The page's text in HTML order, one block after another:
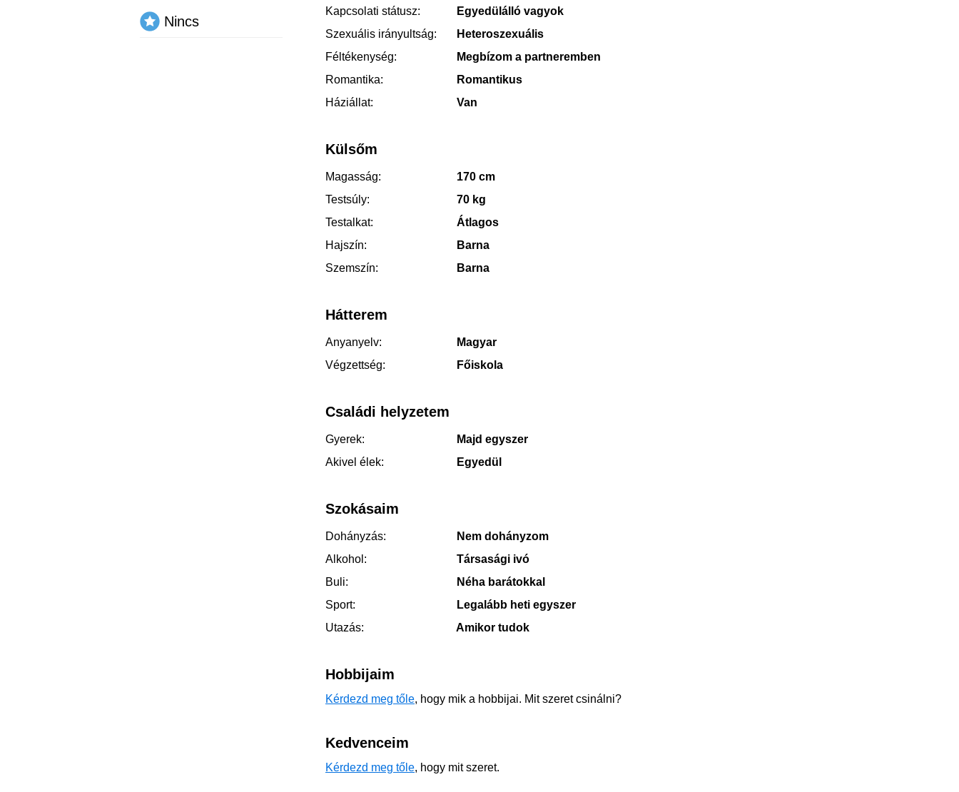
Kapcsolati státusz:
Egyedülálló vagyok
Szexuális irányultság:
Heteroszexuális
Féltékenység:
Megbízom a partneremben
Romantika:
Romantikus
Háziállat:
Van
Külsőm
Magasság:
170 cm
Testsúly:
70 kg
Testalkat:
Átlagos
Hajszín:
Barna
Szemszín:
Barna
Hátterem
Anyanyelv:
Magyar
Végzettség:
Főiskola
Családi helyzetem
Gyerek:
Majd egyszer
Akivel élek:
Egyedül
Szokásaim
Dohányzás:
Nem dohányzom
Alkohol:
Társasági ivó
Buli:
Néha barátokkal
Sport:
Legalább heti egyszer
Utazás:
Amikor tudok
Hobbijaim
Kérdezd meg tőle, hogy mik a hobbijai. Mit szeret csinálni?
Kedvenceim
Kérdezd meg tőle, hogy mit szeret.
Nincs